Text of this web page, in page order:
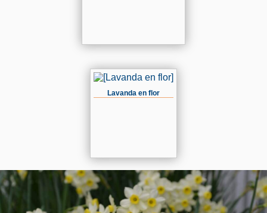
Lavanda en flor